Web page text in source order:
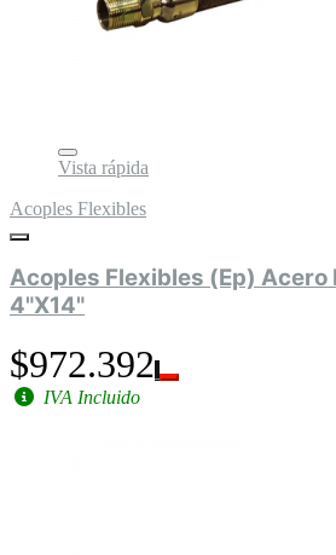
Vista rápida
Acoples Flexibles
Acoples Flexibles (Ep) Acero
4"X14"
$972.392
IVA Incluido